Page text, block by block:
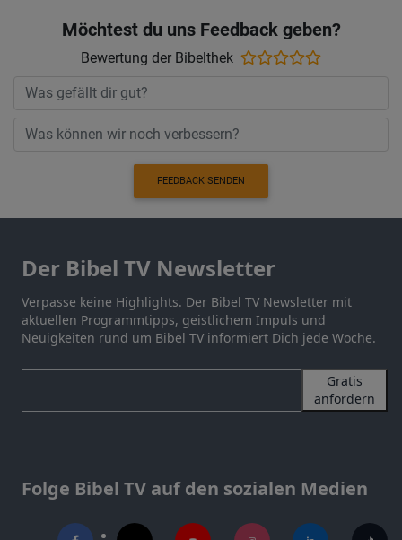
Möchtest du uns Feedback geben?
Bewertung der Bibelthek
FEEDBACK SENDEN
Der Bibel TV Newsletter
Verpasse keine Highlights. Der Bibel TV Newsletter mit
aktuellen Programmtipps, geistlichem Impuls und
Neuigkeiten rund um Bibel TV informiert Dich jede Woche.
Gratis
anfordern
Folge Bibel TV auf den sozialen Medien